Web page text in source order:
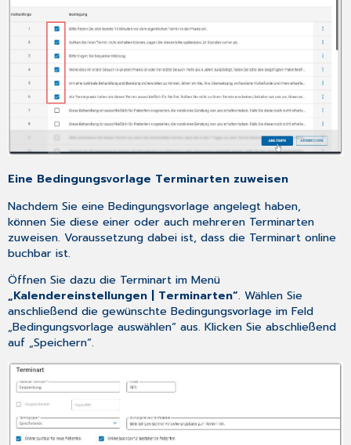
Eine Bedingungsvorlage Terminarten zuweisen
Nachdem Sie eine Bedingungsvorlage angelegt haben,
können Sie diese einer oder auch mehreren Terminarten
zuweisen. Voraussetzung dabei ist, dass die Terminart online
buchbar ist.
Öffnen Sie dazu die Terminart im Menü
„Kalendereinstellungen | Terminarten“. Wählen Sie
anschließend die gewünschte Bedingungsvorlage im Feld
„Bedingungsvorlage auswählen“ aus. Klicken Sie abschließend
auf „Speichern“.